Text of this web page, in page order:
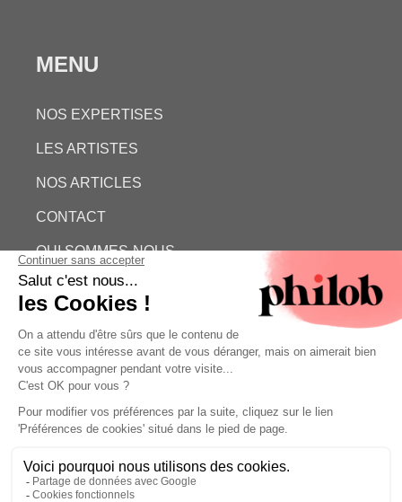
MENU
NOS EXPERTISES
LES ARTISTES
NOS ARTICLES
CONTACT
QUI SOMMES-NOUS
ESTIMATION GRATUITE
PHILOB
MENTIONS LÉGALES